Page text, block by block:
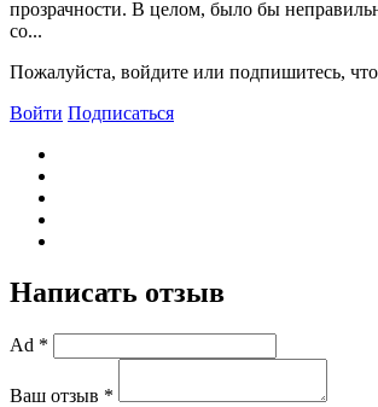
прозрачности. В целом, было бы
со...
Пожалуйста, войдите или подпишитесь,
Войти Подписаться
Написать отзыв
Ad *
Ваш отзыв *